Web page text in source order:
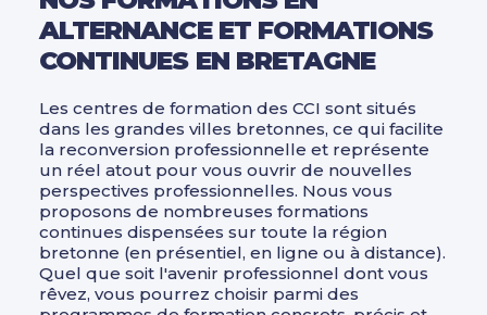
ALTERNANCE ET FORMATIONS
CONTINUES EN BRETAGNE
Les centres de formation des CCI sont situés
dans les grandes villes bretonnes, ce qui facilite
la reconversion professionnelle et représente
un réel atout pour vous ouvrir de nouvelles
perspectives professionnelles. Nous vous
proposons de nombreuses formations
continues dispensées sur toute la région
bretonne (en présentiel, en ligne ou à distance).
Quel que soit l'avenir professionnel dont vous
rêvez, vous pourrez choisir parmi des